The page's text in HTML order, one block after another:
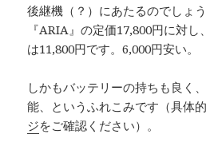
後継機（？）にあたるのでしょう
『ARIA』の定価17,800円に対し
は11,800円です。6,000円安い。
しかもバッテリーの持ちも良く
能、というふれこみです（具体
ジをご確認ください）。